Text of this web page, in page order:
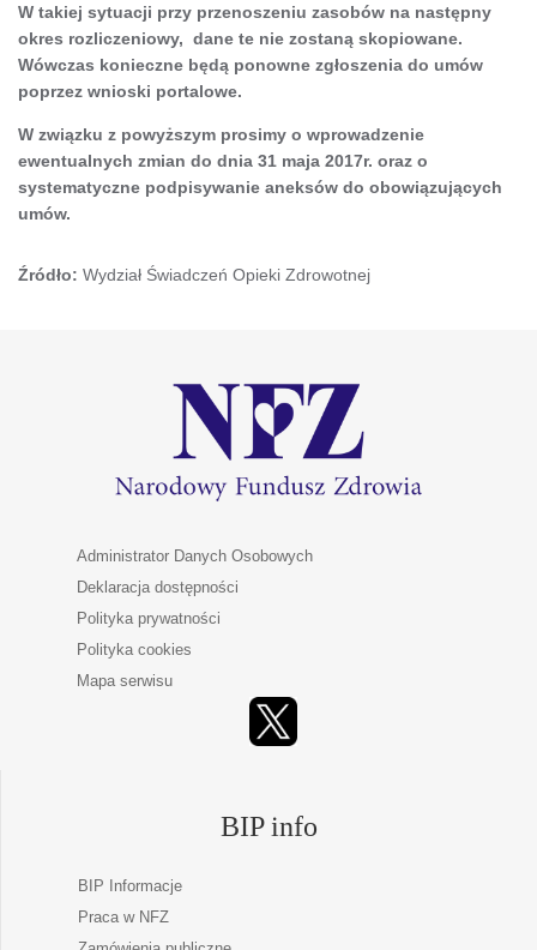
W takiej sytuacji przy przenoszeniu zasobów na następny
okres rozliczeniowy, dane te nie zostaną skopiowane.
Wówczas konieczne będą ponowne zgłoszenia do umów
poprzez wnioski portalowe.
W związku z powyższym prosimy o wprowadzenie
ewentualnych zmian do dnia 31 maja 2017r. oraz o
systematyczne podpisywanie aneksów do obowiązujących
umów.
Źródło: Wydział Świadczeń Opieki Zdrowotnej
Administrator Danych Osobowych
Deklaracja dostępności
Polityka prywatności
Polityka cookies
Mapa serwisu
BIP info
BIP Informacje
Praca w NFZ